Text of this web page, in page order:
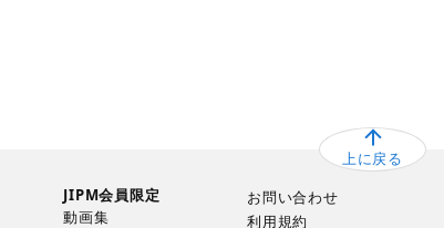
上に戻る
JIPM会員限定
動画集
お問い合わせ
利用規約